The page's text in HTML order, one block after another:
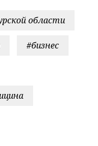
области
#бизнес